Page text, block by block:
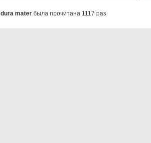
dura mater была прочитана 1117 раз